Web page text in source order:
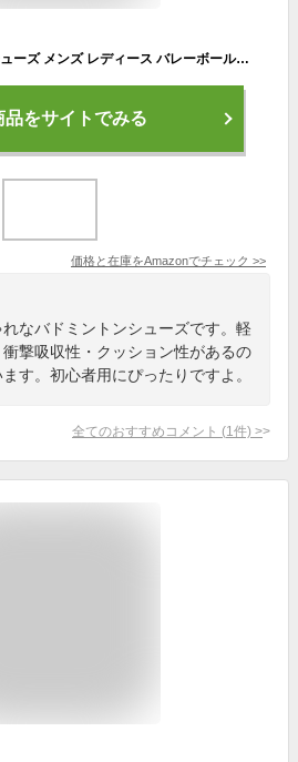
[KEMELO] バドミントンシューズ メンズ レディース バレーボールシューズ ジュニア テニスシュ ーズ レディース バドミントレーニングシュー ズ 体育館シュー ズ 大人 軽量 滑り止め 通気性 衝撃吸収 クッション性 部活 屋内と屋外 男女兼用 (ピンク,23.0 cm)
品をサイトでみる
価格と在庫をAmazonでチェック >>
なバドミントンシューズです。軽
撃吸収性・クッション性があるの
す。初心者用にぴったりですよ。
全てのおすすめコメント (1 件) >